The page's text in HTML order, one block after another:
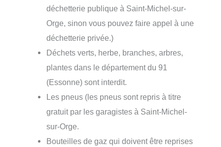
déchetterie publique à Saint-Michel-sur-
Orge, sinon vous pouvez faire appel à une
déchetterie privée.)
Déchets verts, herbe, branches, arbres,
plantes dans le département du 91
(Essonne) sont interdit.
Les pneus (les pneus sont repris à titre
gratuit par les garagistes à Saint-Michel-
sur-Orge.
Bouteilles de gaz qui doivent être reprises